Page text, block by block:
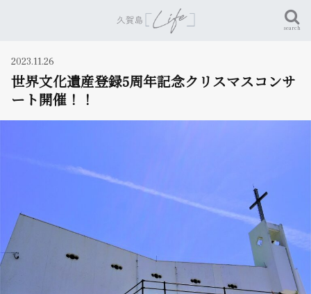
search
2023.11.26
世界文化遺産登録5周年記念クリスマスコンサ
ート開催！！